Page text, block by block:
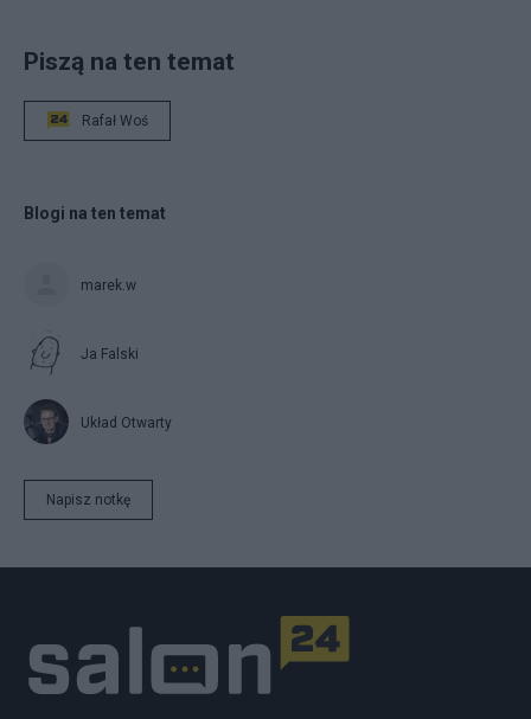
Piszą na ten temat
Rafał Woś
Blogi na ten temat
marek.w
Ja Falski
Układ Otwarty
Napisz notkę